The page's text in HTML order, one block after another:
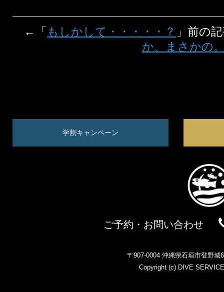
←「 もしかして・・・・・？ 」前の
か、まさかの
学割キャンペーン
ご予約・お問い合わせ
〒907-0004 沖縄県石垣市登野城
Copyright (c) DIVE